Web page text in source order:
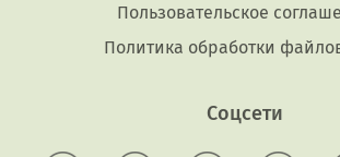
Пользовательское
Политика обработки
Соцсети